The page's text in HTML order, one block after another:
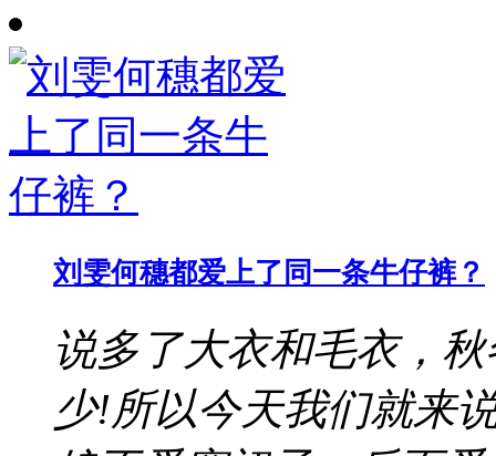
刘雯何穗都爱上了同一条牛仔裤？
说多了大衣和毛衣，
少!所以今天我们就来